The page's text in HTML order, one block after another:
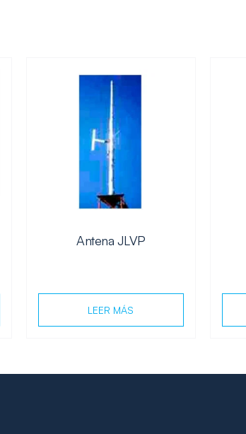
Antena JLVP
LEER MÁS